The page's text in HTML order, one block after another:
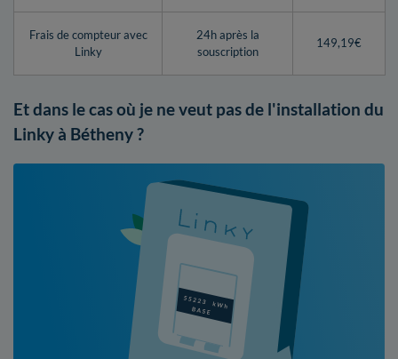
Frais de compteur avec
Linky
24h après la
souscription
149,19€
Et dans le cas où je ne veut pas de l'installation du
Linky à Bétheny ?